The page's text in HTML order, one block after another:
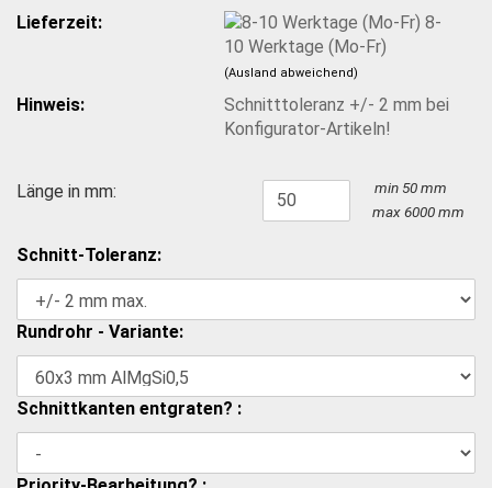
Lieferzeit:
8-
10 Werktage (Mo-Fr)
(Ausland abweichend)
Hinweis:
Schnitttoleranz +/- 2 mm bei
Konfigurator-Artikeln!
Länge in mm:
min 50 mm
max 6000 mm
Schnitt-Toleranz:
Rundrohr - Variante:
Schnittkanten entgraten? :